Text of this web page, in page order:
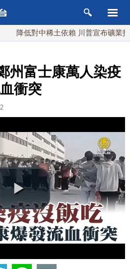
低對中稀土依賴 川普宣布礦業投資20
州富士康萬人染疫
衝突